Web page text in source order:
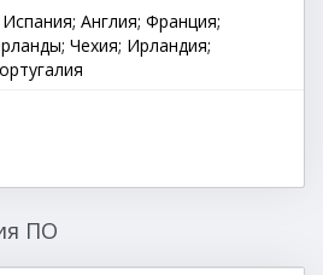
Англия; Франция;
Чехия; Ирландия;
ПО